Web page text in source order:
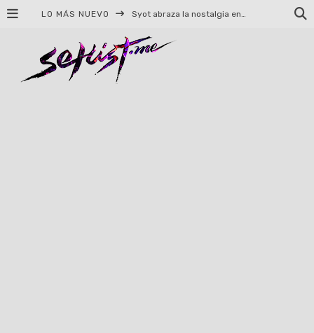
LO MÁS NUEVO Syot abraza la nostalgia en «Blame», el primer adelanto de su EP debut